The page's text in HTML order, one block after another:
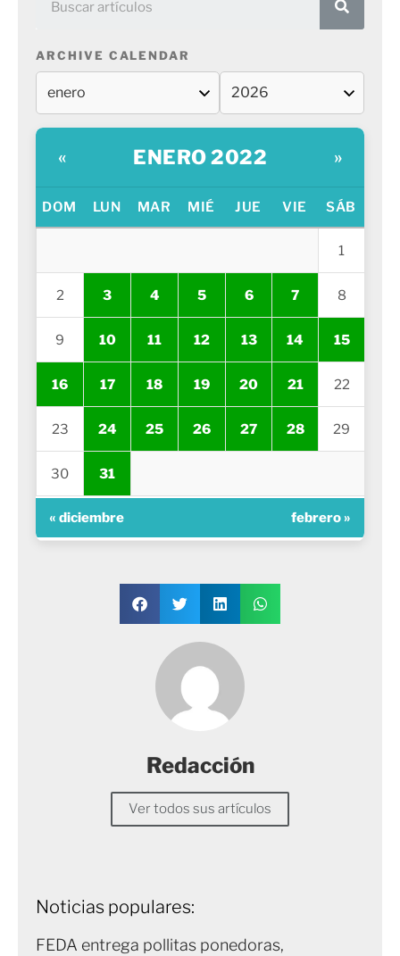
ARCHIVE CALENDAR
« ENERO 2022 »
DOM LUN MAR MIÉ JUE VIE SÁB
1
2 3 4 5 6 7 8
9 10 11 12 13 14 15
16 17 18 19 20 21 22
23 24 25 26 27 28 29
30 31
« diciembre febrero »
Redacción
Ver todos sus artículos
Noticias populares:
FEDA entrega pollitas ponedoras,